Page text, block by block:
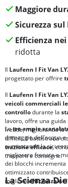
Maggiore
Sicurezza
Efficienza
ridotta
Il Laufenn I Fit Van
progettato per offrire
Il Laufenn I Fit Van
veicoli commerciali
controllodurante la
lavoro, offre una
fredde, migliorando la
difficili. Il battistrada
trazione efficace,
trasporti e consegne.
Letre ampie
drenaggio dell’acqua
aumentando la
migliorare frenata e
dei blocchi incrementa
ottimizzato
miglioreefficienza
La Scienza